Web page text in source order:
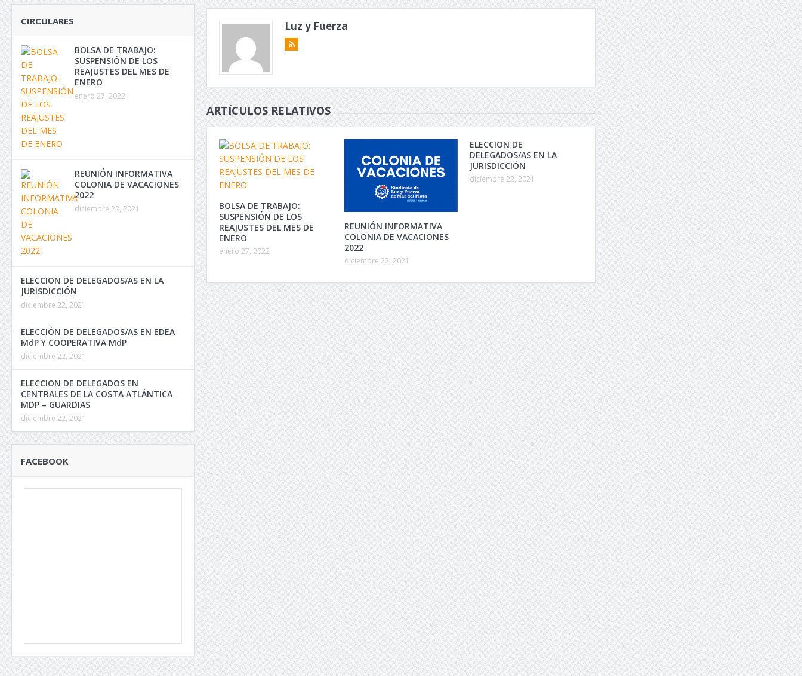
Luz y Fuerza
ARTÍCULOS RELATIVOS
BOLSA DE TRABAJO:
SUSPENSIÓN DE LOS
REAJUSTES DEL MES DE
ENERO
enero 27, 2022
REUNIÓN INFORMATIVA
COLONIA DE VACACIONES
2022
diciembre 22, 2021
ELECCION DE
DELEGADOS/AS EN LA
JURISDICCIÓN
diciembre 22, 2021
CIRCULARES
BOLSA DE TRABAJO:
SUSPENSIÓN DE LOS
REAJUSTES DEL MES DE
ENERO
enero 27, 2022
REUNIÓN INFORMATIVA
COLONIA DE VACACIONES
2022
diciembre 22, 2021
ELECCION DE DELEGADOS/AS EN LA
JURISDICCIÓN
diciembre 22, 2021
ELECCIÓN DE DELEGADOS/AS EN EDEA
MdP Y COOPERATIVA MdP
diciembre 22, 2021
ELECCION DE DELEGADOS EN
CENTRALES DE LA COSTA ATLÁNTICA
MDP – GUARDIAS
diciembre 22, 2021
FACEBOOK